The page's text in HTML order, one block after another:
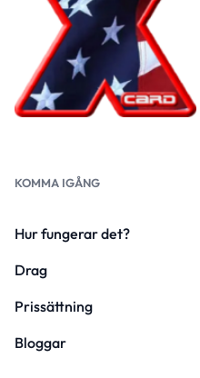
KOMMA IGÅNG
Hur fungerar det?
Drag
Prissättning
Bloggar